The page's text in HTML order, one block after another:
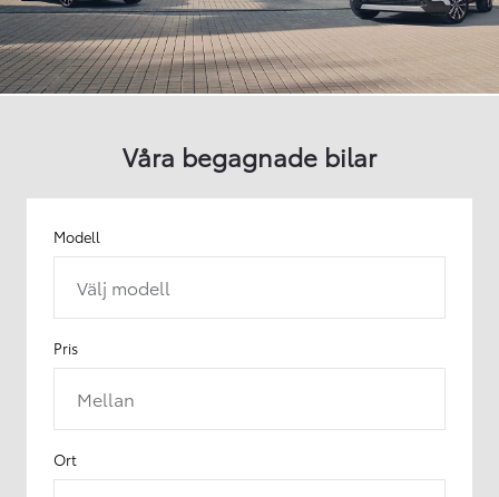
Våra begagnade bilar
Modell
Välj modell
Pris
Mellan
Ort